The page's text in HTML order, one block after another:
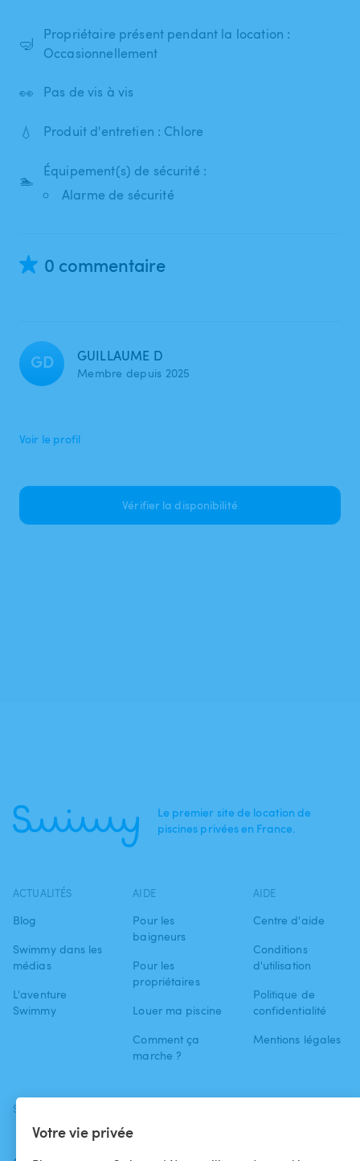
Votre vie privée
🤿
Propriétaire présent pendant la location :
Occasionnellement
👀 Pas de vis à vis
💧 Produit d'entretien : Chlore
🏊
Équipement(s) de sécurité :
Alarme de sécurité
0 commentaire
GD GUILLAUME D
Membre depuis 2025
Voir le profil
Vérifier la disponibilité
Le premier site de location de
piscines privées en France.
ACTUALITÉS
Blog
Swimmy dans les
médias
L'aventure
Swimmy
AIDE
Pour les
baigneurs
Pour les
propriétaires
Louer ma piscine
Comment ça
marche ?
AIDE
Centre d'aide
Conditions
d'utilisation
Politique de
confidentialité
Mentions légales
SUIVEZ-NOUS
Facebook